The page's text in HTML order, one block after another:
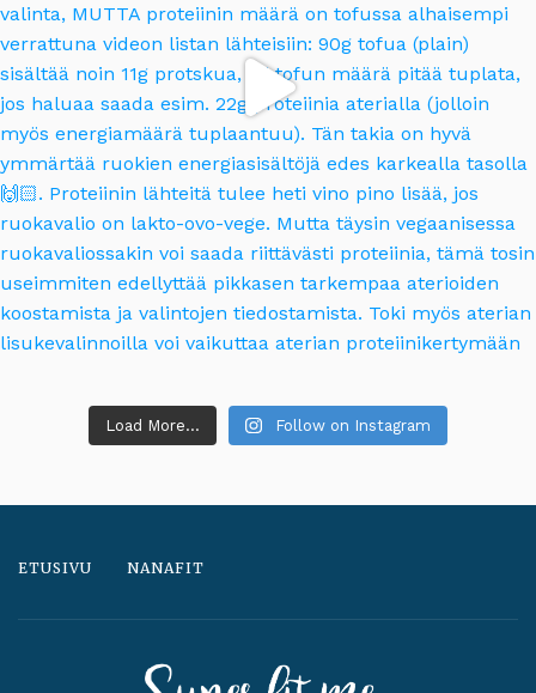
Load More... Follow on Instagram
ETUSIVU NANAFIT